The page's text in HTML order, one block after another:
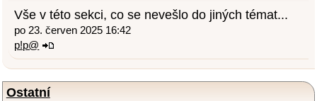
Vše v této sekci, co se nevešlo do jiných témat...
po 23. červen 2025 16:42
p!p@
Ostatní